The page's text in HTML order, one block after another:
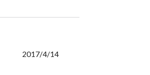
2017/4/14